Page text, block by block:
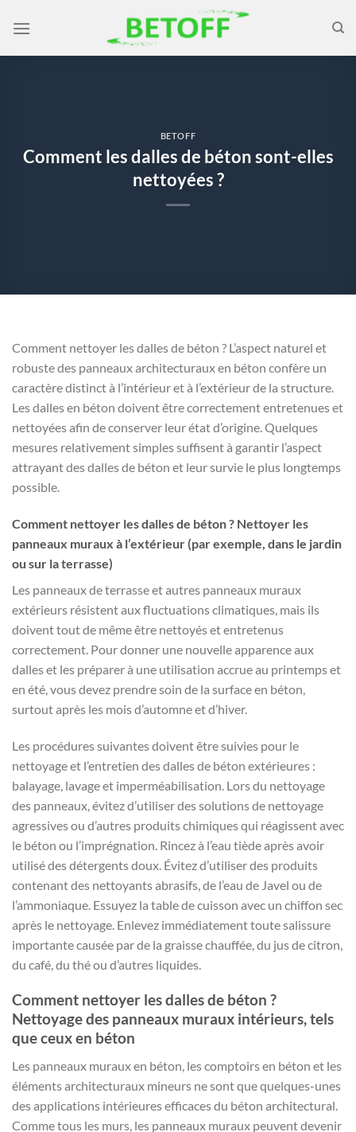
BETOFF
Comment les dalles de béton sont-elles
nettoyées ?
Comment nettoyer les dalles de béton ? L’aspect naturel et
robuste des panneaux architecturaux en béton confère un
caractère distinct à l’intérieur et à l’extérieur de la structure.
Les dalles en béton doivent être correctement entretenues et
nettoyées afin de conserver leur état d’origine. Quelques
mesures relativement simples suffisent à garantir l’aspect
attrayant des dalles de béton et leur survie le plus longtemps
possible.
Comment nettoyer les dalles de béton ? Nettoyer les
panneaux muraux à l’extérieur (par exemple, dans le jardin
ou sur la terrasse)
Les panneaux de terrasse et autres panneaux muraux
extérieurs résistent aux fluctuations climatiques, mais ils
doivent tout de même être nettoyés et entretenus
correctement. Pour donner une nouvelle apparence aux
dalles et les préparer à une utilisation accrue au printemps et
en été, vous devez prendre soin de la surface en béton,
surtout après les mois d’automne et d’hiver.
Les procédures suivantes doivent être suivies pour le
nettoyage et l’entretien des dalles de béton extérieures :
balayage, lavage et imperméabilisation. Lors du nettoyage
des panneaux, évitez d’utiliser des solutions de nettoyage
agressives ou d’autres produits chimiques qui réagissent avec
le béton ou l’imprégnation. Rincez à l’eau tiède après avoir
utilisé des détergents doux. Évitez d’utiliser des produits
contenant des nettoyants abrasifs, de l’eau de Javel ou de
l’ammoniaque. Essuyez la table de cuisson avec un chiffon sec
après le nettoyage. Enlevez immédiatement toute salissure
importante causée par de la graisse chauffée, du jus de citron,
du café, du thé ou d’autres liquides.
Comment nettoyer les dalles de béton ?
Nettoyage des panneaux muraux intérieurs, tels
que ceux en béton
Les panneaux muraux en béton, les comptoirs en béton et les
éléments architecturaux mineurs ne sont que quelques-unes
des applications intérieures efficaces du béton architectural.
Comme tous les murs, les panneaux muraux peuvent devenir